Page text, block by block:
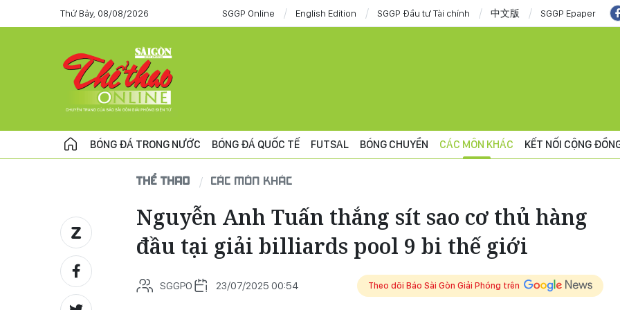
Thứ Bảy, 08/08/2026 SGGP Online English Edition SGGP Đầu tư Tài chính 中文版 SGGP Epaper
BÓNG ĐÁ TRONG NƯỚC BÓNG ĐÁ QUỐC TẾ FUTSAL BÓNG CHUYỀN CÁC MÔN KHÁC KẾT NỐI CỘNG
THỂ THAO CÁC MÔN KHÁC
Nguyễn Anh Tuấn thắng sít sao cơ thủ hàng
đầu tại giải billiards pool 9 bi thế giới
SGGPO 23/07/2025 00:54 Theo dõi Báo Sài Gòn Giải Phóng trên